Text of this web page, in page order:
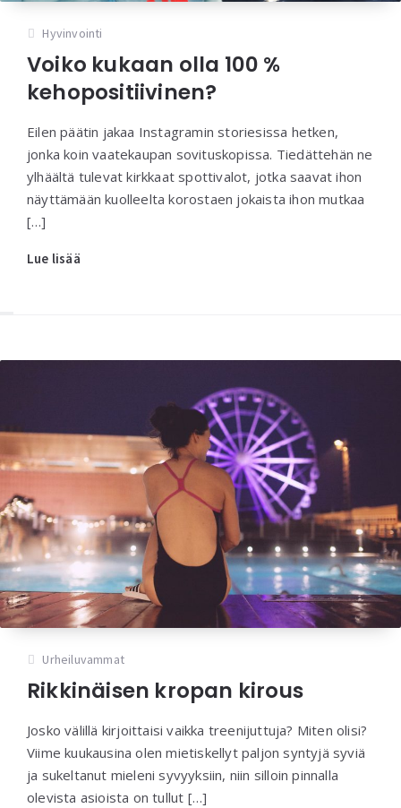
Hyvinvointi
Voiko kukaan olla 100 %
kehopositiivinen?
Eilen päätin jakaa Instagramin storiesissa hetken,
jonka koin vaatekaupan sovituskopissa. Tiedättehän ne
ylhäältä tulevat kirkkaat spottivalot, jotka saavat ihon
näyttämään kuolleelta korostaen jokaista ihon mutkaa
[…]
Lue lisää
Urheiluvammat
Rikkinäisen kropan kirous
Josko välillä kirjoittaisi vaikka treenijuttuja? Miten olisi?
Viime kuukausina olen mietiskellyt paljon syntyjä syviä
ja sukeltanut mieleni syvyyksiin, niin silloin pinnalla
olevista asioista on tullut […]